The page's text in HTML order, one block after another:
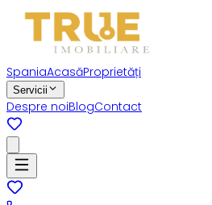
SpaniaAcasăProprietăți
Servicii
Despre noiBlogContact